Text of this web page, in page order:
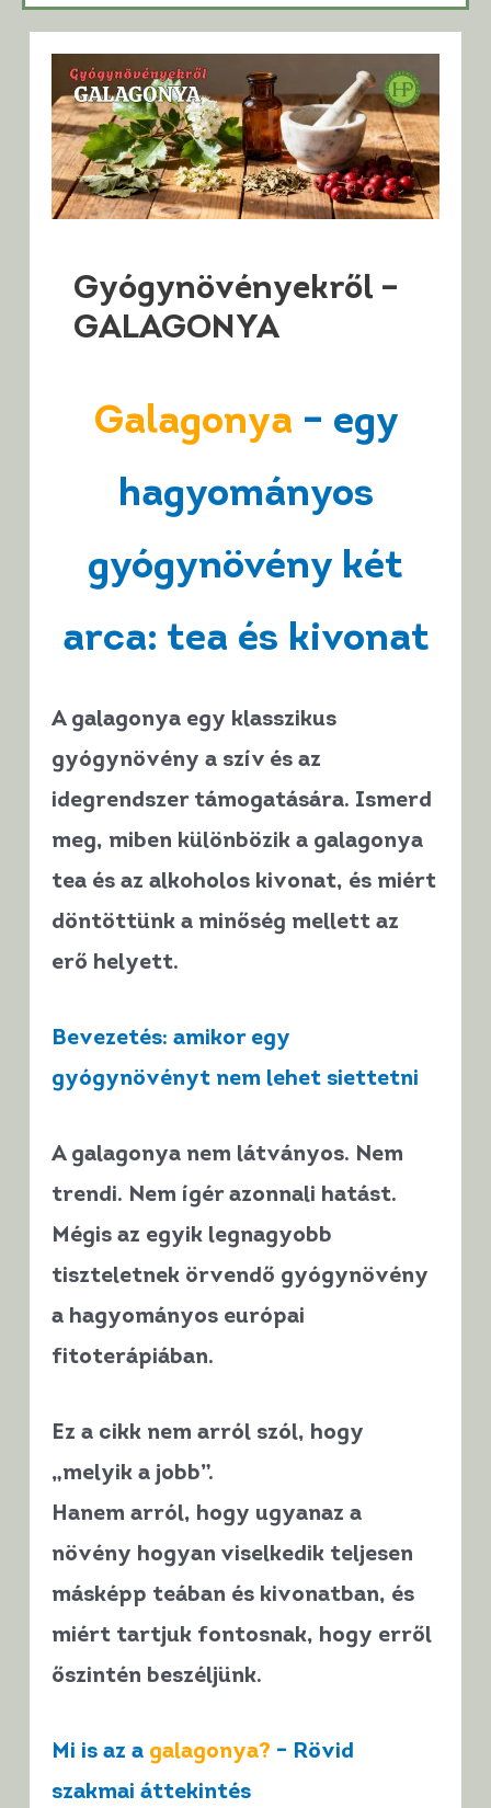
Gyógynövényekről –
GALAGONYA
Galagonya – egy
hagyományos
gyógynövény két
arca: tea és kivonat
A galagonya egy klasszikus
gyógynövény a szív és az
idegrendszer támogatására. Ismerd
meg, miben különbözik a galagonya
tea és az alkoholos kivonat, és miért
döntöttünk a minőség mellett az
erő helyett.
Bevezetés: amikor egy
gyógynövényt nem lehet siettetni
A galagonya nem látványos. Nem
trendi. Nem ígér azonnali hatást.
Mégis az egyik legnagyobb
tiszteletnek örvendő gyógynövény
a hagyományos európai
fitoterápiában.
Ez a cikk nem arról szól, hogy
„melyik a jobb”.
Hanem arról, hogy ugyanaz a
növény hogyan viselkedik teljesen
másképp teában és kivonatban, és
miért tartjuk fontosnak, hogy erről
őszintén beszéljünk.
Mi is az a galagonya? – Rövid
szakmai áttekintés